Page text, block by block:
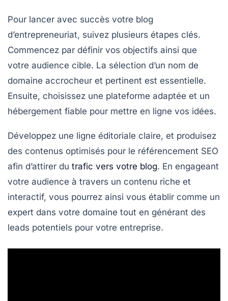
Pour lancer avec succès votre blog
d’entrepreneuriat, suivez plusieurs étapes clés.
Commencez par définir vos objectifs ainsi que
votre audience cible. La sélection d’un nom de
domaine accrocheur et pertinent est essentielle.
Ensuite, choisissez une plateforme adaptée et un
hébergement fiable pour mettre en ligne vos idées.
Développez une ligne éditoriale claire, et produisez
des contenus optimisés pour le référencement SEO
afin d’attirer du trafic vers votre blog. En engageant
votre audience à travers un contenu riche et
interactif, vous pourrez ainsi vous établir comme un
expert dans votre domaine tout en générant des
leads potentiels pour votre entreprise.